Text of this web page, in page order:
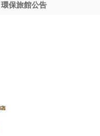
環保旅館公告